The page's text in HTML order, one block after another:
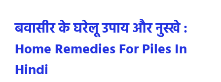
बवासीर के घरेलू उपाय और नुस्खे :
Home Remedies For Piles In
Hindi